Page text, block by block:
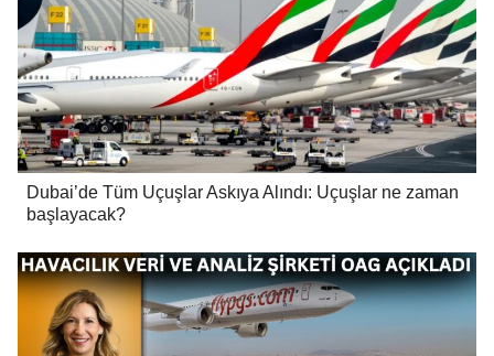
Dubai’de Tüm Uçuşlar Askıya Alındı: Uçuşlar ne zaman
başlayacak?